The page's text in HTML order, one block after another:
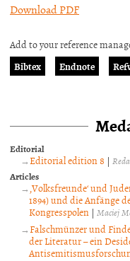
Download PDF
Add to your reference
Bibtex
Endnote
Editorial
Editorial edition 8 |
Articles
‚Volksfreunde‘ und
1894) und die Anfänge
Kongresspolen | Maciej
Falschmünzer und
der Literatur – ein